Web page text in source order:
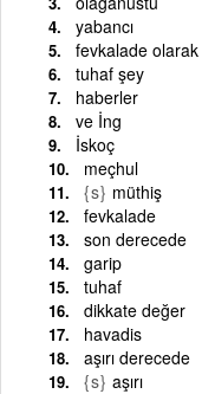
yabancı
fevkalade olarak
tuhaf şey
haberler
ve İng
İskoç
meçhul
{s} müthiş
fevkalade
son derecede
garip
tuhaf
dikkate değer
havadis
aşırı derecede
{s} aşırı